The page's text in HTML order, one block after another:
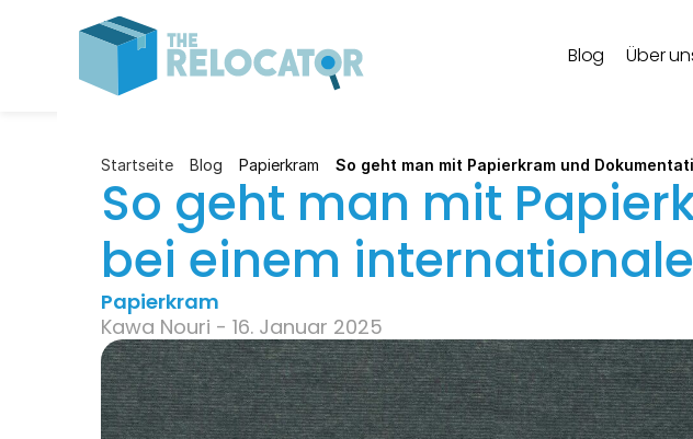
Blog Über
Startseite Blog Papierkram So geht man mit Papierkram und
So geht man mit
bei einem
Papierkram
Kawa Nouri - 16. Januar 2025